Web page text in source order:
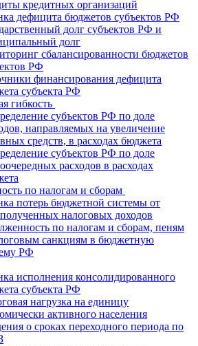
кредитных организаций
дефицита бюджетов субъектов РФ
долг субъектов РФ и
долг
сбалансированности бюджетов
РФ
финансирования дефицита
субъекта РФ
гибкость
субъектов РФ по доле
направляемых на увеличение
средств, в расходах бюджета
субъектов РФ по доле
расходов в расходах
по налогам и сборам
потерь бюджетной системы от
налоговых доходов
по налогам и сборам, пеням
санкциям в бюджетную
РФ
исполнения консолидированного
субъекта РФ
нагрузка на единицу
активного населения
о сроках переходного периода по